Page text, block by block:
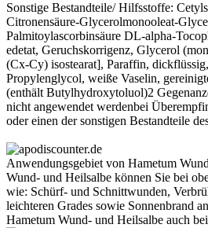
Sonstige Bestandteile/ Hilfsstoffe:
Citronensäure-Glycerolmonooleat-
Palmitoylascorbinsäure DL-alpha-
edetat, Geruchskorrigenz, Glycerol
(Cx-Cy) isostearat], Paraffin,
Propylenglycol, weiße Vaselin,
(enthält Butylhydroxytoluol)2
nicht angewendet werdenbei
oder einen der sonstigen Bestandteile
Anwendungsgebiet von Hametum
Wund- und Heilsalbe können Sie bei
wie: Schürf- und Schnittwunden,
leichteren Grades sowie Sonnenbrand
Hametum Wund- und Heilsalbe auch